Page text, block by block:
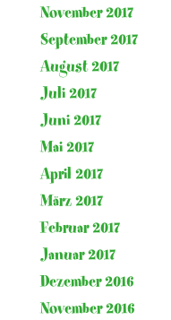
November 2017
September 2017
August 2017
Juli 2017
Juni 2017
Mai 2017
April 2017
März 2017
Februar 2017
Januar 2017
Dezember 2016
November 2016